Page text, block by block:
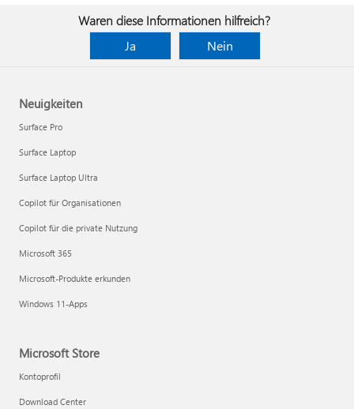
Waren diese Informationen hilfreich?
Ja
Nein
Neuigkeiten
Surface Pro
Surface Laptop
Surface Laptop Ultra
Copilot für Organisationen
Copilot für die private Nutzung
Microsoft 365
Microsoft-Produkte erkunden
Windows 11-Apps
Microsoft Store
Kontoprofil
Download Center